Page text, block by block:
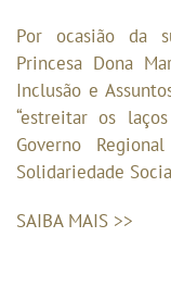
Por ocasião da
Princesa Dona
Inclusão e
“estreitar os
Governo
Solidariedade
SAIBA MAIS >>